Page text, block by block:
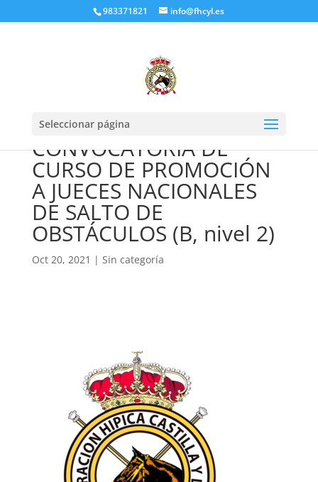
983371821 info@fhcyl.es
Seleccionar página
CONVOCATORIA DE
CURSO DE PROMOCIÓN
A JUECES NACIONALES
DE SALTO DE
OBSTÁCULOS (B, nivel 2)
Oct 20, 2021 | Sin categoría